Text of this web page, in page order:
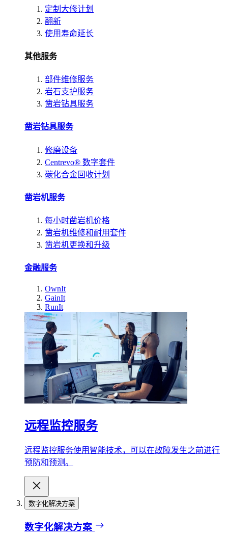
定制大修计划
翻新
使用寿命延长
其他服务
部件维修服务
岩石支护服务
凿岩钻具服务
凿岩钻具服务
修磨设备
Centrevo® 数字套件
碳化合金回收计划
凿岩机服务
每小时凿岩机价格
凿岩机维修和耐用套件
凿岩机更换和升级
金融服务
OwnIt
GainIt
RunIt
远程监控服务
远程监控服务使用智能技术，可以在故障发生之前进行
预防和预测。
数字化解决方案
数字化解决方案